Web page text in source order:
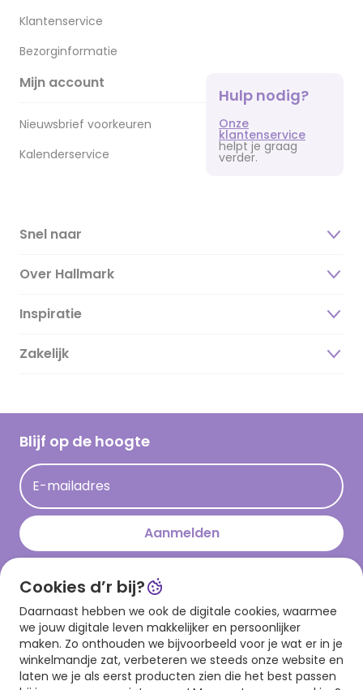
Klantenservice
Bezorginformatie
Mijn account
Nieuwsbrief voorkeuren
Kalenderservice
Hulp nodig?
Onze
klantenservice
helpt je graag
verder.
Snel naar
Over Hallmark
Over ons
Duurzaamheid
Hallmark Kaartclub
Acties
Persberichten
Hallmark en Kinderpostzegels
Inspiratie
Magazine
Cadeau inspiratie
Kaartinspiratie
Zakelijk
Blijf op de hoogte
E-mailadres
Aanmelden
Download onze app
Cookies d’r bij?
Daarnaast hebben we ook de digitale cookies, waarmee
we jouw digitale leven makkelijker en persoonlijker
maken. Zo onthouden we bijvoorbeeld voor je wat er in je
winkelmandje zat, verbeteren we steeds onze website en
laten we je als eerst producten zien die het best passen